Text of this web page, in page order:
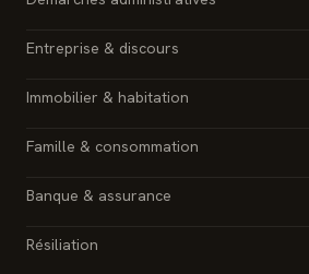
Entreprise & discours
Immobilier & habitation
Famille & consommation
Banque & assurance
Résiliation